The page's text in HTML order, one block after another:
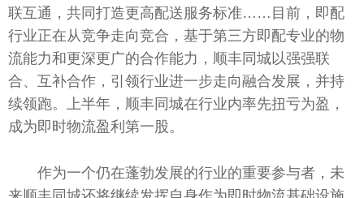
联互通，共同打造更高配送服务标准……目前，即配
行业正在从竞争走向竞合，基于第三方即配专业的物
流能力和更深更广的合作能力，顺丰同城以强强联
合、互补合作，引领行业进一步走向融合发展，并持
续领跑。上半年，顺丰同城在行业内率先扭亏为盈，
成为即时物流盈利第一股。
作为一个仍在蓬勃发展的行业的重要参与者，未